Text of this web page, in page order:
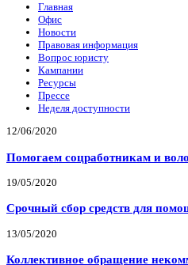
Главная
Офис
Новости
Правовая информация
Вопрос юристу
Кампании
Ресурсы
Прессе
Неделя доступности
12/06/2020
Помогаем соцработникам и
19/05/2020
Срочный сбор средств для
13/05/2020
Коллективное обращение